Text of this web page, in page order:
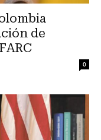
de
0